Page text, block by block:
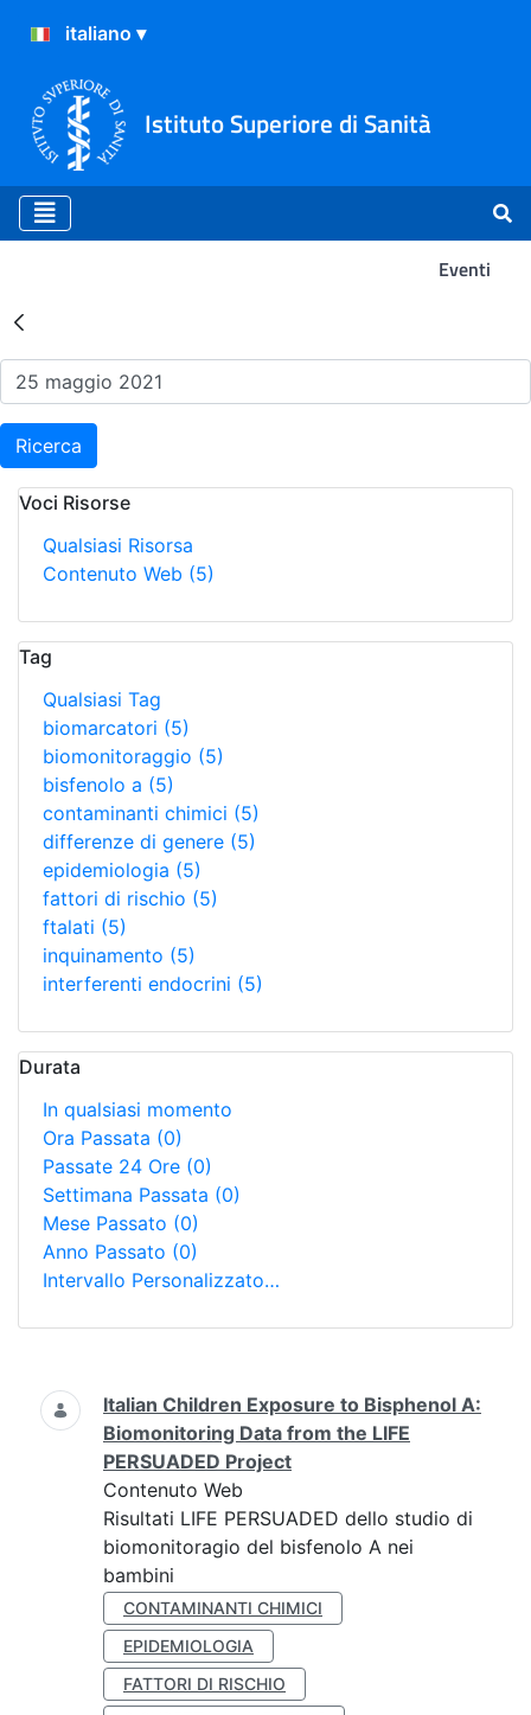
Istituto Superiore di Sanità
Eventi
Risultati della Ricerca -
Ricerca
Voci Risorse
Qualsiasi Risorsa
Contenuto Web (5)
Tag
Qualsiasi Tag
biomarcatori (5)
biomonitoraggio (5)
bisfenolo a (5)
contaminanti chimici (5)
differenze di genere (5)
epidemiologia (5)
fattori di rischio (5)
ftalati (5)
inquinamento (5)
interferenti endocrini (5)
Durata
In qualsiasi momento
Ora Passata (0)
Passate 24 Ore (0)
Settimana Passata (0)
Mese Passato (0)
Anno Passato (0)
Intervallo Personalizzato…
Ricerca
Italian Children Exposure to Bisphenol A:
Biomonitoring Data from the LIFE
PERSUADED Project
Contenuto Web
Risultati LIFE PERSUADED dello studio di
biomonitoragio del bisfenolo A nei
bambini
CONTAMINANTI CHIMICI
EPIDEMIOLOGIA
FATTORI DI RISCHIO